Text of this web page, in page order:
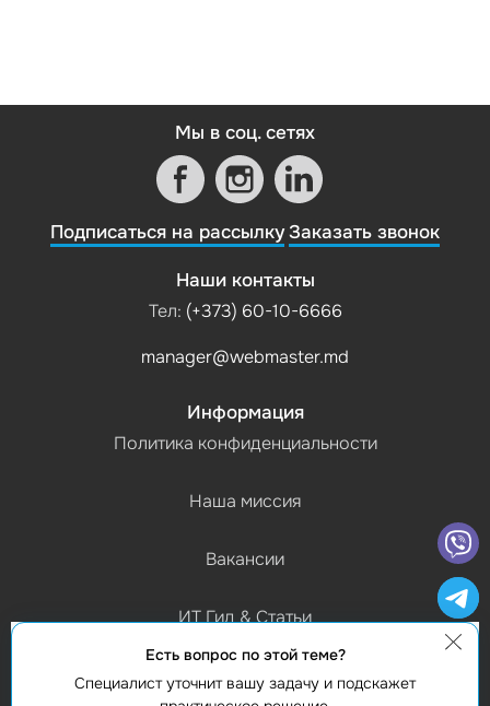
Мы в соц. сетях
Подписаться на рассылкуЗаказать звонок
Наши контакты
Тел: (+373) 60-10-6666
manager@webmaster.md
Информация
Политика конфиденциальности
Наша миссия
Вакансии
ИТ Гид & Статьи
Есть вопрос по этой теме?
Специалист уточнит вашу задачу и подскажет